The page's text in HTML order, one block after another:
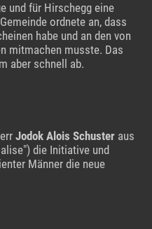
und für Hirschegg eine
ordnete an, dass
habe und an den von
mitmachen musste. Das
aber schnell ab.
Jodok Alois Schusteraus
die Initiative und
Männer die neue